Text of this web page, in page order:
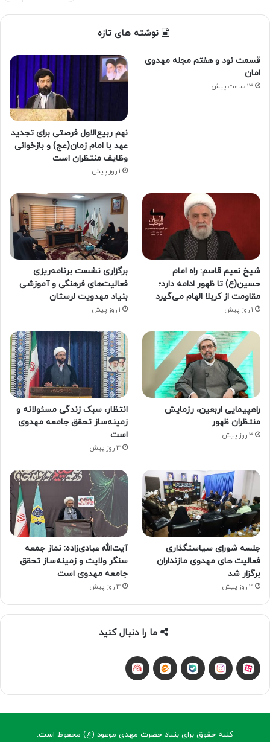
نوشته های تازه
قسمت نود و هفتم مجله مهدوی
امان
13 ساعت پیش
نهم ربیع‌الاول فرصتی برای تجدید
عهد با امام زمان(عج) و بازخوانی
وظایف منتظران است
1 روز پیش
شیخ نعیم قاسم: راه امام
حسین(ع) تا ظهور ادامه دارد؛
مقاومت از کربلا الهام می‌گیرد
1 روز پیش
برگزاری نشست برنامه‌ریزی
فعالیت‌های فرهنگی و آموزشی
بنیاد مهدویت لرستان
1 روز پیش
راهپیمایی اربعین، رزمایش
منتظران ظهور
3 روز پیش
انتظار، سبک زندگی مسئولانه و
زمینه‌ساز تحقق جامعه مهدوی
است
3 روز پیش
جلسه شورای سیاستگذاری
فعالیت های مهدوی مازنداران
برگزار شد
3 روز پیش
آیت‌الله عبادی‌زاده: نماز جمعه
سنگر ولایت و زمینه‌ساز تحقق
جامعه مهدوی است
3 روز پیش
ما را دنبال کنید
آپاراتاینستاگرام
بله ایتا شنوتو
کلیه حقوق برای بنیاد حضرت مهدی موعود (ع) محفوظ است.